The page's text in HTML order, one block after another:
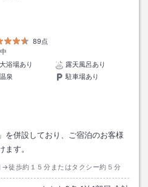
89点
大浴場あり
露天風呂あり
温泉
駐車場あり
を併設しており、ご宿泊のお客様
す。
→徒歩約１５分またはタクシー約５分